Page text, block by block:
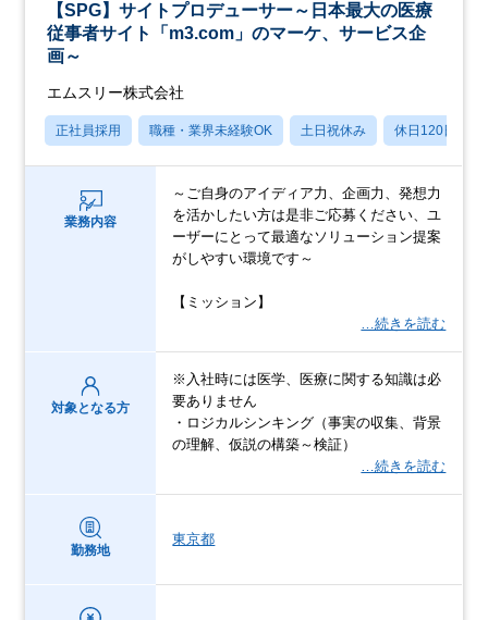
【SPG】サイトプロデューサー～日本最大の医療
従事者サイト「m3.com」のマーケ、サービス企
画～
エムスリー株式会社
正社員採用 職種・業界未経験OK 土日祝休み 休日120日以上
業務内容
～ご自身のアイディア力、企画力、発想力
を活かしたい方は是非ご応募ください、ユ
ーザーにとって最適なソリューション提案
がしやすい環境です～
【ミッション】
…続きを読む
対象となる方
※入社時には医学、医療に関する知識は必
要ありません
・ロジカルシンキング（事実の収集、背景
の理解、仮説の構築～検証）
…続きを読む
勤務地
東京都